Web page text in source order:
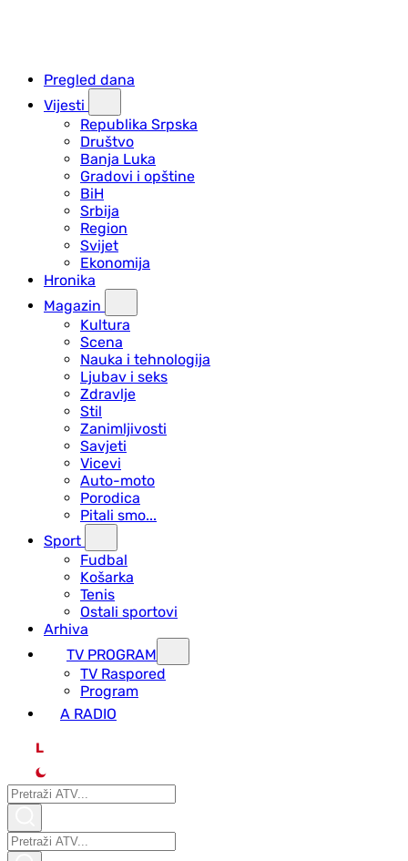
Pregled dana
Vijesti
Republika Srpska
Društvo
Banja Luka
Gradovi i opštine
BiH
Srbija
Region
Svijet
Ekonomija
Hronika
Magazin
Kultura
Scena
Nauka i tehnologija
Ljubav i seks
Zdravlje
Stil
Zanimljivosti
Savjeti
Vicevi
Auto-moto
Porodica
Pitali smo...
Sport
Fudbal
Košarka
Tenis
Ostali sportovi
Arhiva
TV PROGRAM
ТV Raspored
Program
A RADIO
L